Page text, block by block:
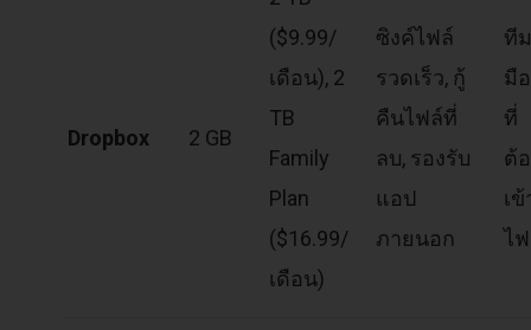
Dropbox 2 GB
($9.99/
เดือน), 2
TB
Family
Plan
($16.99/
เดือน)
ซิงค์ไฟล์
รวดเร็ว, กู้
คืนไฟล์ที่
ลบ, รองรับ
แอป
ภายนอก
ที
มื
ที่
ต้
เ
ไ